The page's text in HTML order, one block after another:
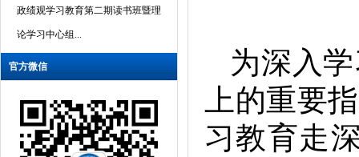
程——研究所举办国家安全教育日
半导体所组织召开树立和践行正确
政绩观学习教育读书班暨理论学习
官方微信
为深入
上的重要
习教育走